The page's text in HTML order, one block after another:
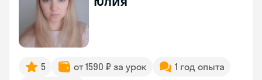
5 от 1590 ₽ за урок
1 год опыта